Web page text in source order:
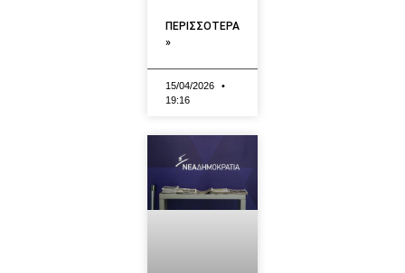
ΠΕΡΙΣΣΟΤΕΡΑ
»
15/04/2026
19:16